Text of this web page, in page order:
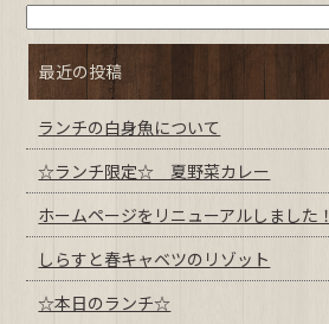
最近の投稿
ランチの白身魚について
☆ランチ限定☆ 夏野菜カレー
ホームページをリニューアルしました！
しらすと春キャベツのリゾット
☆本日のランチ☆